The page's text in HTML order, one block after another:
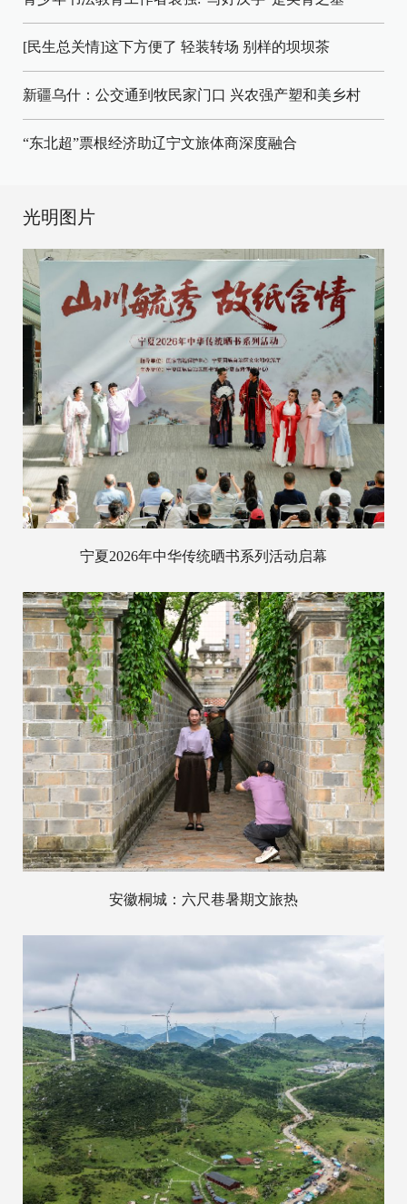
[民生总关情]这下方便了 轻装转场 别样的坝坝茶
新疆乌什：公交通到牧民家门口 兴农强产塑和美乡村
“东北超”票根经济助辽宁文旅体商深度融合
光明图片
宁夏2026年中华传统晒书系列活动启幕
安徽桐城：六尺巷暑期文旅热